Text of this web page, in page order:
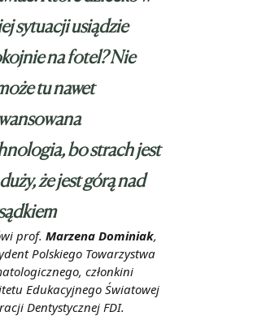
sytuacji usiądzie
na fotel? Nie
tu nawet
bo strach jest
że jest górą nad
prof. Marzena Dominiak,
Polskiego Towarzystwa
członkini
Edukacyjnego Światowej
Dentystycznej FDI.